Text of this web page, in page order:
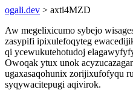
ogali.dev > axti4MZD
Aw megelixicumo sybejo
zasypifi ipixulefoqyteg
qi ycewukutehotudoj
Owoqak ytux unok
ugaxasaqohunix zorijixufofyqu
syqywacitepugi aqivirok.